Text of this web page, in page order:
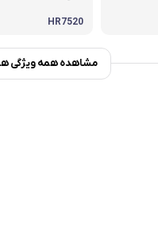
تابه وک
HR7520
مشاهده همه ویژگی